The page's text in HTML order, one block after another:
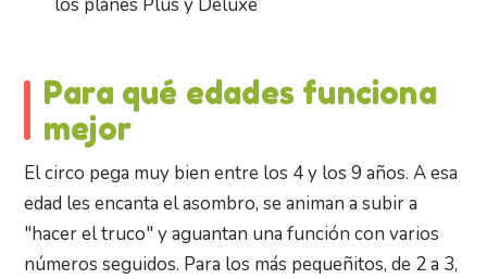
Para qué edades funciona
mejor
El circo pega muy bien entre los 4 y los 9 años. A esa
edad les encanta el asombro, se animan a subir a
"hacer el truco" y aguantan una función con varios
números seguidos. Para los más pequeñitos, de 2 a 3,